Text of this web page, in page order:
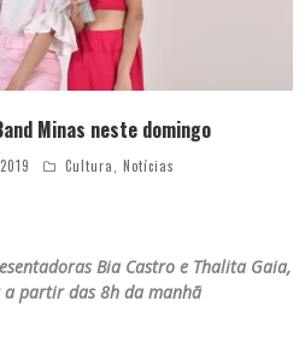
Minas neste domingo
Cultura, Notícias
Bia Castro e Thalita Gaia,
partir das 8h da manhã